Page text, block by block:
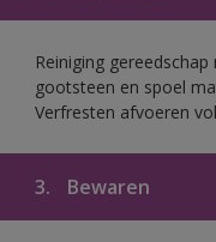
Reiniging
gootsteen en spoel
Verfresten afvoeren
3. Bewaren